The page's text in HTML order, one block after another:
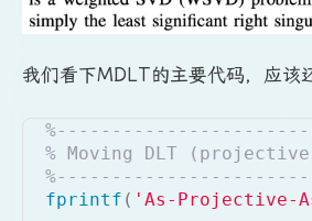
我们看下MDLT的主要代码，应该
% Moving DLT
fprintf ( 'As-Projective-